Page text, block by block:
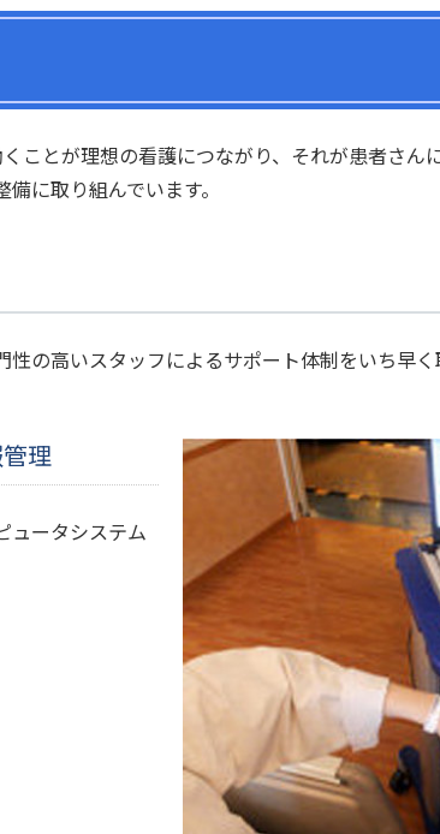
ことが理想の看護につながり、それが患者さん
に取り組んでいます。
の高いスタッフによるサポート体制をいち早
理
ュータシステム